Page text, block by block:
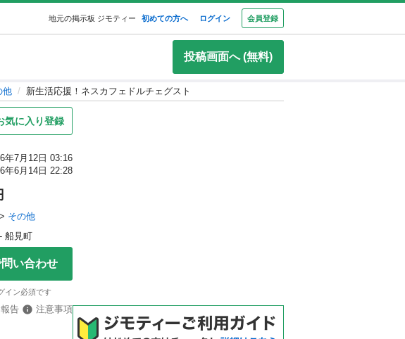
地元の掲示板 ジモティー 初めての方へ ログイン 会員登録
投稿画面へ (無料)
他 新生活応援！ネスカフェドルチェグスト
気に入り登録
年7月12日 03:16
年6月14日 22:28
> その他
- 船見町
い合わせ
イン必須です
告
注意事項